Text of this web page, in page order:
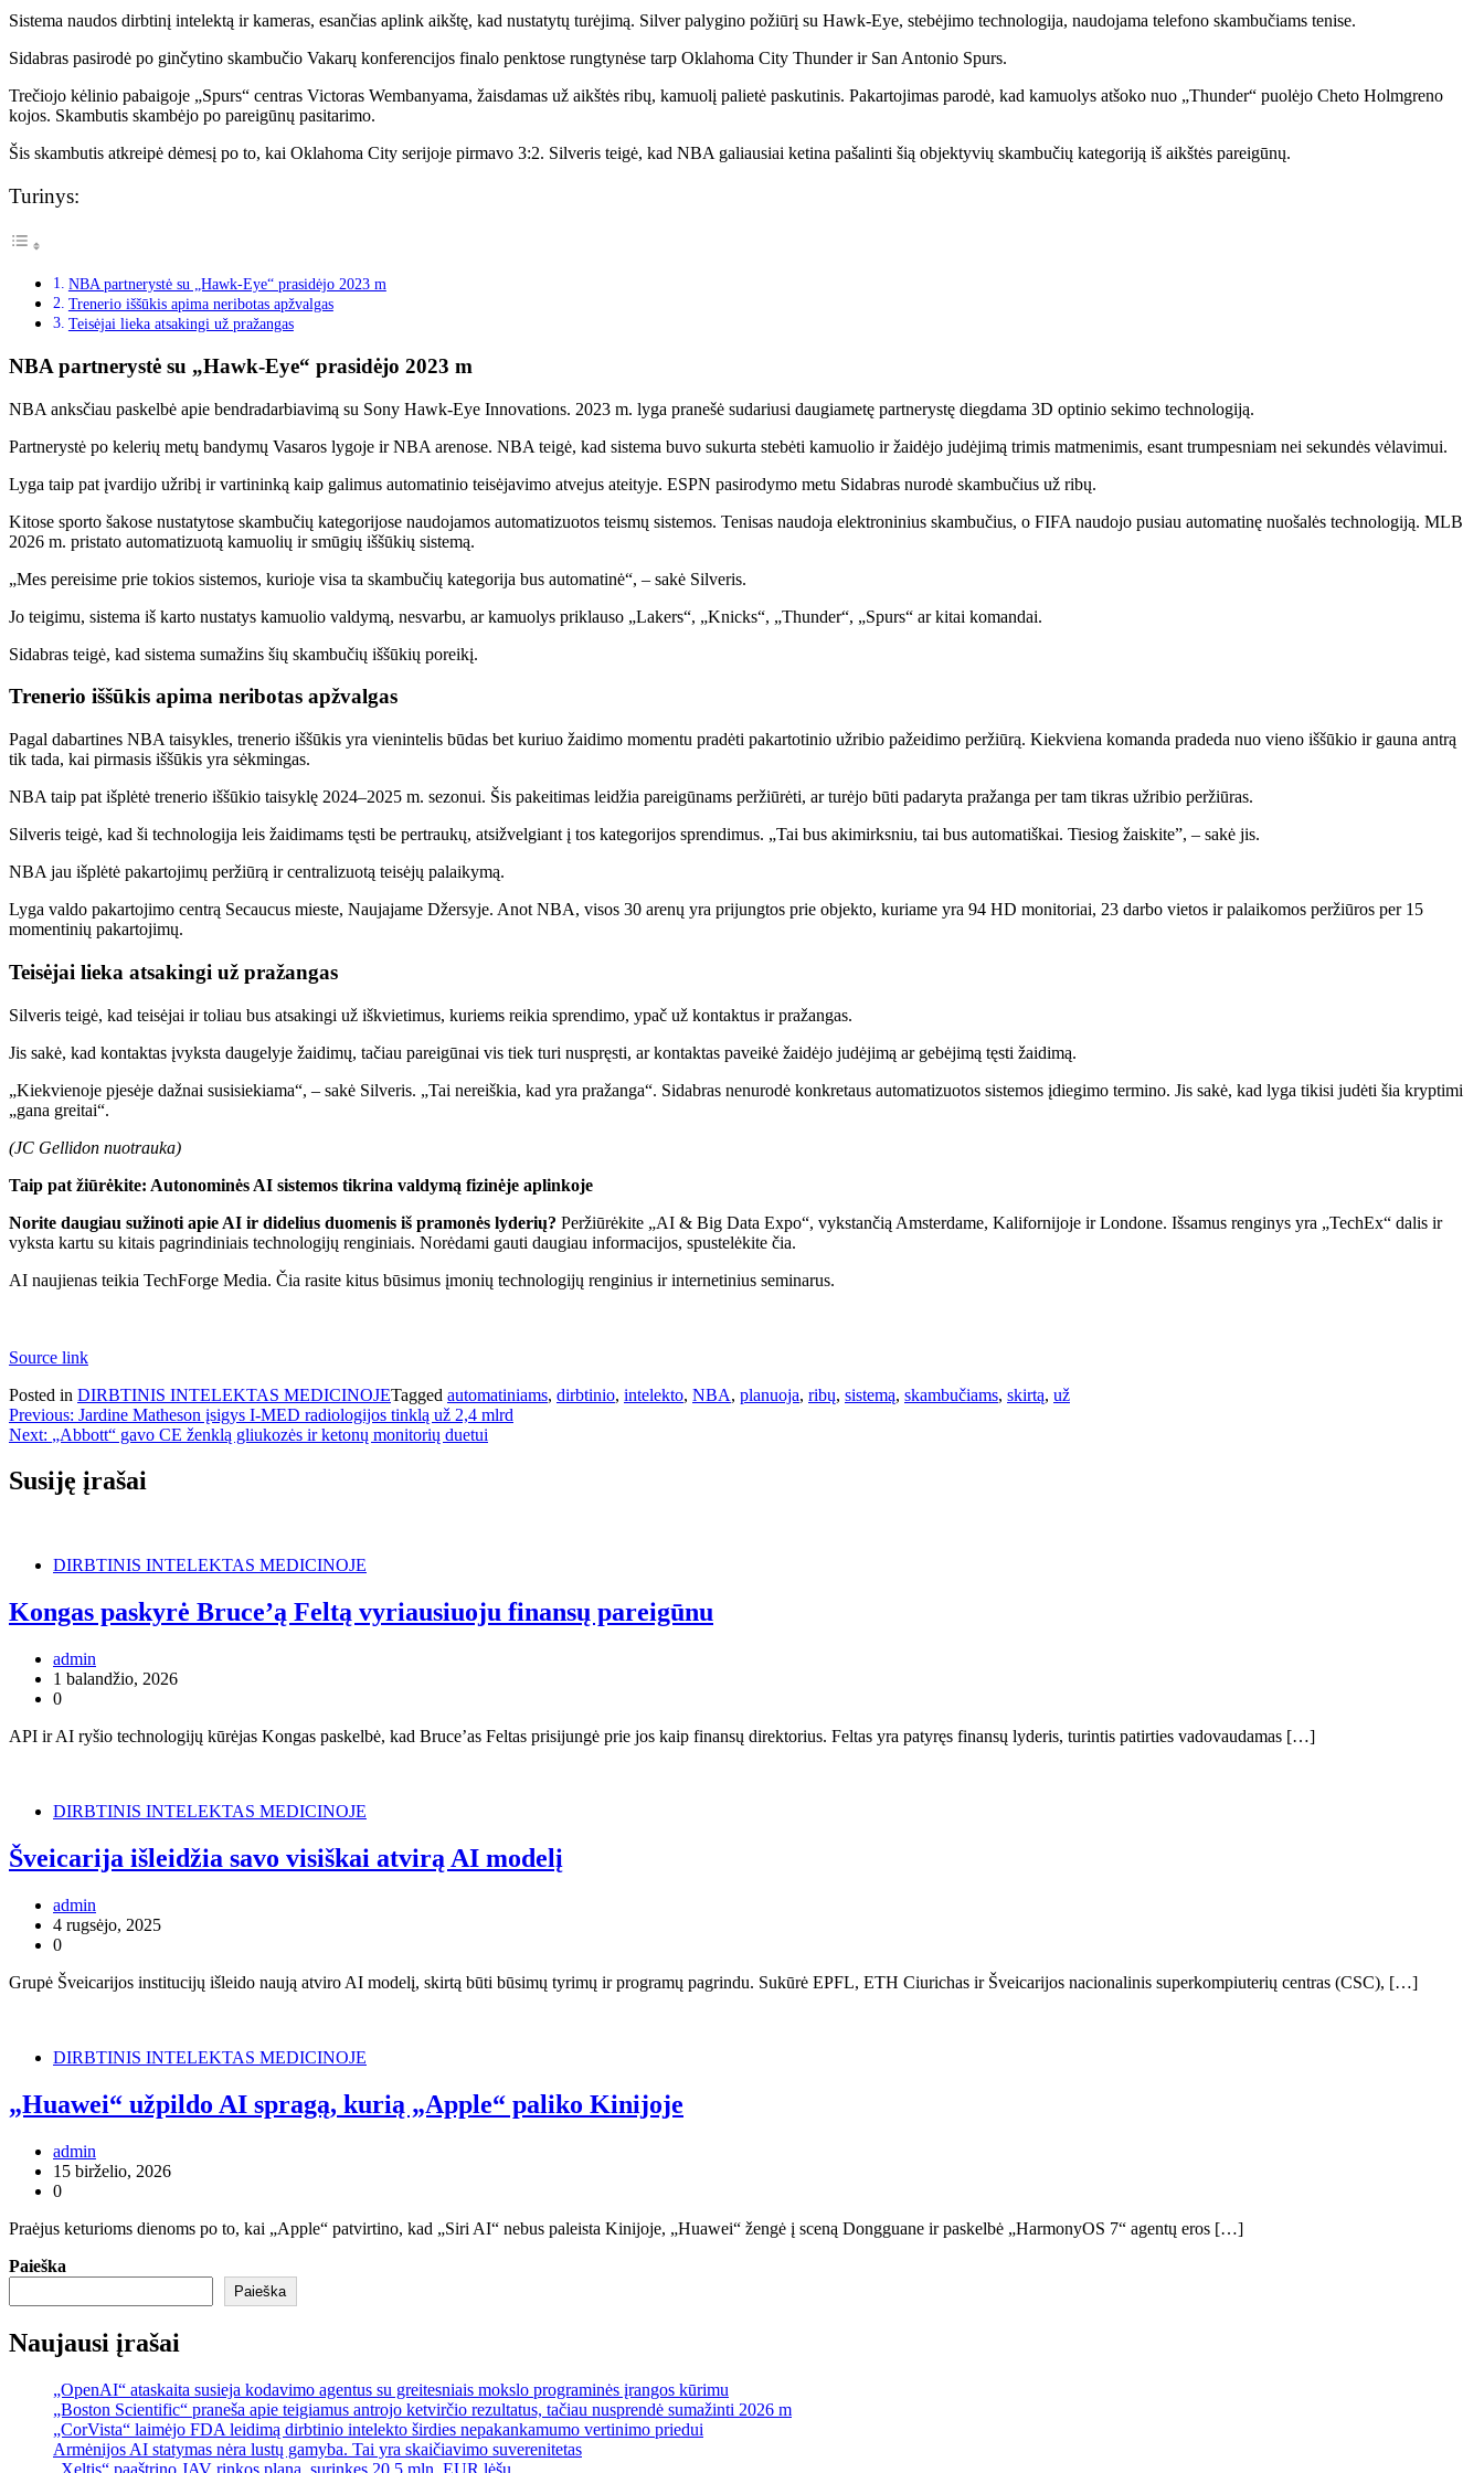
Sistema naudos dirbtinį intelektą ir kameras, esančias aplink aikštę, kad nustatytų turėjimą. Silver palygino požiūrį su Hawk-Eye, stebėjimo technologija, naudojama telefono skambučiams tenise.
Sidabras pasirodė po ginčytino skambučio Vakarų konferencijos finalo penktose rungtynėse tarp Oklahoma City Thunder ir San Antonio Spurs.
Trečiojo kėlinio pabaigoje „Spurs“ centras Victoras Wembanyama, žaisdamas už aikštės ribų, kamuolį palietė paskutinis. Pakartojimas parodė, kad kamuolys atšoko nuo „Thunder“ puolėjo Cheto Holmgreno
kojos. Skambutis skambėjo po pareigūnų pasitarimo.
Šis skambutis atkreipė dėmesį po to, kai Oklahoma City serijoje pirmavo 3:2. Silveris teigė, kad NBA galiausiai ketina pašalinti šią objektyvių skambučių kategoriją iš aikštės pareigūnų.
Turinys:
NBA partnerystė su „Hawk-Eye“ prasidėjo 2023 m
Trenerio iššūkis apima neribotas apžvalgas
Teisėjai lieka atsakingi už pražangas
NBA partnerystė su „Hawk-Eye“ prasidėjo 2023 m
NBA anksčiau paskelbė apie bendradarbiavimą su Sony Hawk-Eye Innovations. 2023 m. lyga pranešė sudariusi daugiametę partnerystę diegdama 3D optinio sekimo technologiją.
Partnerystė po kelerių metų bandymų Vasaros lygoje ir NBA arenose. NBA teigė, kad sistema buvo sukurta stebėti kamuolio ir žaidėjo judėjimą trimis matmenimis, esant trumpesniam nei sekundės vėlavimui.
Lyga taip pat įvardijo užribį ir vartininką kaip galimus automatinio teisėjavimo atvejus ateityje. ESPN pasirodymo metu Sidabras nurodė skambučius už ribų.
Kitose sporto šakose nustatytose skambučių kategorijose naudojamos automatizuotos teismų sistemos. Tenisas naudoja elektroninius skambučius, o FIFA naudojo pusiau automatinę nuošalės technologiją. MLB
2026 m. pristato automatizuotą kamuolių ir smūgių iššūkių sistemą.
„Mes pereisime prie tokios sistemos, kurioje visa ta skambučių kategorija bus automatinė“, – sakė Silveris.
Jo teigimu, sistema iš karto nustatys kamuolio valdymą, nesvarbu, ar kamuolys priklauso „Lakers“, „Knicks“, „Thunder“, „Spurs“ ar kitai komandai.
Sidabras teigė, kad sistema sumažins šių skambučių iššūkių poreikį.
Trenerio iššūkis apima neribotas apžvalgas
Pagal dabartines NBA taisykles, trenerio iššūkis yra vienintelis būdas bet kuriuo žaidimo momentu pradėti pakartotinio užribio pažeidimo peržiūrą. Kiekviena komanda pradeda nuo vieno iššūkio ir gauna antrą
tik tada, kai pirmasis iššūkis yra sėkmingas.
NBA taip pat išplėtė trenerio iššūkio taisyklę 2024–2025 m. sezonui. Šis pakeitimas leidžia pareigūnams peržiūrėti, ar turėjo būti padaryta pražanga per tam tikras užribio peržiūras.
Silveris teigė, kad ši technologija leis žaidimams tęsti be pertraukų, atsižvelgiant į tos kategorijos sprendimus. „Tai bus akimirksniu, tai bus automatiškai. Tiesiog žaiskite”, – sakė jis.
NBA jau išplėtė pakartojimų peržiūrą ir centralizuotą teisėjų palaikymą.
Lyga valdo pakartojimo centrą Secaucus mieste, Naujajame Džersyje. Anot NBA, visos 30 arenų yra prijungtos prie objekto, kuriame yra 94 HD monitoriai, 23 darbo vietos ir palaikomos peržiūros per 15
momentinių pakartojimų.
Teisėjai lieka atsakingi už pražangas
Silveris teigė, kad teisėjai ir toliau bus atsakingi už iškvietimus, kuriems reikia sprendimo, ypač už kontaktus ir pražangas.
Jis sakė, kad kontaktas įvyksta daugelyje žaidimų, tačiau pareigūnai vis tiek turi nuspręsti, ar kontaktas paveikė žaidėjo judėjimą ar gebėjimą tęsti žaidimą.
„Kiekvienoje pjesėje dažnai susisiekiama“, – sakė Silveris. „Tai nereiškia, kad yra pražanga“. Sidabras nenurodė konkretaus automatizuotos sistemos įdiegimo termino. Jis sakė, kad lyga tikisi judėti šia kryptimi
„gana greitai“.
(JC Gellidon nuotrauka)
Taip pat žiūrėkite: Autonominės AI sistemos tikrina valdymą fizinėje aplinkoje
Norite daugiau sužinoti apie AI ir didelius duomenis iš pramonės lyderių? Peržiūrėkite „AI & Big Data Expo“, vykstančią Amsterdame, Kalifornijoje ir Londone. Išsamus renginys yra „TechEx“ dalis ir
vyksta kartu su kitais pagrindiniais technologijų renginiais. Norėdami gauti daugiau informacijos, spustelėkite čia.
AI naujienas teikia TechForge Media. Čia rasite kitus būsimus įmonių technologijų renginius ir internetinius seminarus.
Source link
Posted in DIRBTINIS INTELEKTAS MEDICINOJETagged automatiniams, dirbtinio, intelekto, NBA, planuoja, ribų, sistemą, skambučiams, skirtą, už
Navigacija
tarp
įrašų
Previous: Jardine Matheson įsigys I-MED radiologijos tinklą už 2,4 mlrd
Next: „Abbott“ gavo CE ženklą gliukozės ir ketonų monitorių duetui
Susiję įrašai
DIRBTINIS INTELEKTAS MEDICINOJE
Kongas paskyrė Bruce’ą Feltą vyriausiuoju finansų pareigūnu
admin
1 balandžio, 2026
0
API ir AI ryšio technologijų kūrėjas Kongas paskelbė, kad Bruce’as Feltas prisijungė prie jos kaip finansų direktorius. Feltas yra patyręs finansų lyderis, turintis patirties vadovaudamas […]
DIRBTINIS INTELEKTAS MEDICINOJE
Šveicarija išleidžia savo visiškai atvirą AI modelį
admin
4 rugsėjo, 2025
0
Grupė Šveicarijos institucijų išleido naują atviro AI modelį, skirtą būti būsimų tyrimų ir programų pagrindu. Sukūrė EPFL, ETH Ciurichas ir Šveicarijos nacionalinis superkompiuterių centras (CSC), […]
DIRBTINIS INTELEKTAS MEDICINOJE
„Huawei“ užpildo AI spragą, kurią „Apple“ paliko Kinijoje
admin
15 birželio, 2026
0
Praėjus keturioms dienoms po to, kai „Apple“ patvirtino, kad „Siri AI“ nebus paleista Kinijoje, „Huawei“ žengė į sceną Dongguane ir paskelbė „HarmonyOS 7“ agentų eros […]
Paieška
Paieška
Naujausi įrašai
„OpenAI“ ataskaita susieja kodavimo agentus su greitesniais mokslo programinės įrangos kūrimu
„Boston Scientific“ praneša apie teigiamus antrojo ketvirčio rezultatus, tačiau nusprendė sumažinti 2026 m
„CorVista“ laimėjo FDA leidimą dirbtinio intelekto širdies nepakankamumo vertinimo priedui
Armėnijos AI statymas nėra lustų gamyba. Tai yra skaičiavimo suverenitetas
„Xeltis“ paaštrino JAV rinkos planą, surinkęs 20,5 mln. EUR lėšų